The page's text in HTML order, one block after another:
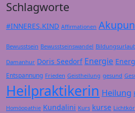
Schlagworte
#INNERES.KIND Affirmationen
Bewusstsein Bewusstseinswandel
Damanhur Doris Seedorf Energie
Entspannung Frieden Geistheilung gesund
Heilpraktikerin Heilung
Homöopathie Kundalini Kurs kurse